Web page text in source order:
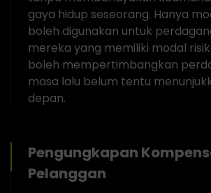
gaya hidup seseorang. Hanya
boleh digunakan untuk
mereka yang memiliki modal
boleh mempertimbangkan
masa lalu belum tentu
depan.
Pengungkapan
Pelanggan